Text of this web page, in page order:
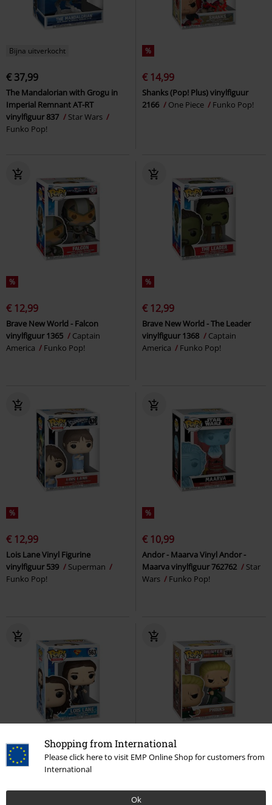
Shopping from International
Please click here to visit EMP Online Shop for customers from
International
Ok
Bijna uitverkocht
€ 37,99
The Mandalorian with Grogu in
Imperial Remnant AT-RT
vinylfiguur 837
Star Wars
Funko Pop!
%
€ 14,99
Shanks (Pop! Plus) vinylfiguur
2166
One Piece Funko Pop!
%
€ 12,99
Brave New World - Falcon
vinylfiguur 1365
Captain
America
Funko Pop!
%
€ 12,99
Brave New World - The Leader
vinylfiguur 1368
Captain
America
Funko Pop!
%
€ 12,99
Lois Lane Vinyl Figurine
vinylfiguur 539
Superman
Funko Pop!
%
€ 10,99
Andor - Maarva Vinyl Andor -
Maarva vinylfiguur 762762
Star
Wars
Funko Pop!
%
€ 10,99
%